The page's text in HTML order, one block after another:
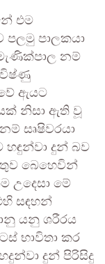
එම
පාලකයා
නම්
විෂ්ණු
ඇයට
නිසා ඇති වූ
සෘෂිවරයා
දුන් බව
බෙහෙවින්
උදෙසා මේ
සඳහන්
යනු ශරීරය
භාවිතා කර
දුන් පිරිසිදු